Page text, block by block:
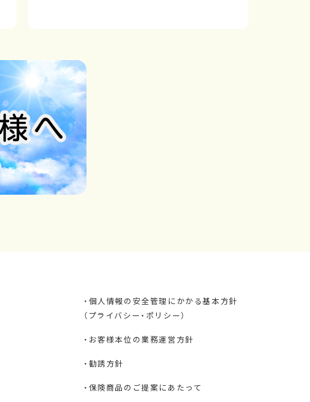
・個人情報の安全管理にかかる基本方針
（プライバシー・ポリシー）
・お客様本位の業務運営方針
・勧誘方針
・保険商品のご提案にあたって